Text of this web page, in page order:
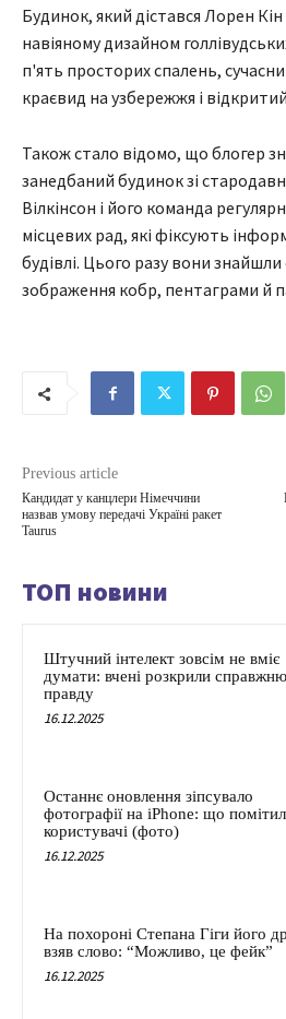
Будинок, який дістався Лорен
навіяному дизайном
п'ять просторих спалень,
краєвид на узбережжя і
Також стало відомо, що блогер
занедбаний будинок зі
Вілкінсон і його команда
місцевих рад, які фіксують
будівлі. Цього разу вони знайшли
зображення кобр, пентаграми й
Previous article
Кандидат у канцлери Німеччини
назвав умову передачі Україні ракет
Taurus
ТОП новини
Штучний інтелект зовсім не вміє
думати: вчені розкрили справжню
правду
16.12.2025
Останнє оновлення зіпсувало
фотографії на iPhone: що
користувачі (фото)
16.12.2025
На похороні Степана Гіги його
взяв слово: “Можливо, це фейк”
16.12.2025